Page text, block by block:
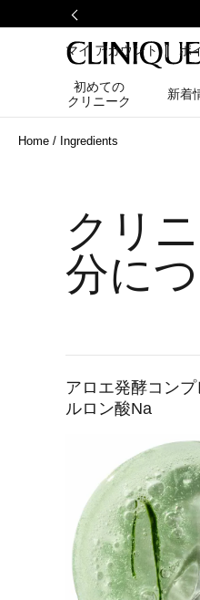
マイ アカウント ポ
初めての
クリニーク
新着
Home Ingredients
クリ
分に
アロエ発酵コン
ルロン酸Na